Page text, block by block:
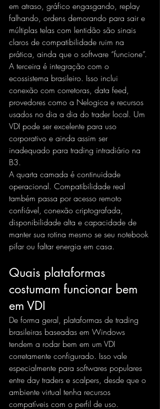
em atraso, gráfico engasgando, replay
falhando, ordens demorando para sair e
múltiplas telas com lentidão são sinais
claros de compatibilidade ruim na
prática, ainda que o software “funcione”.
A terceira é integração com o
ecossistema brasileiro. Isso inclui
conexão com corretoras, data feed,
provedores como a Nelogica e recursos
usados no dia a dia do trader local. Um
VDI pode ser excelente para uso
corporativo e ainda assim ser
inadequado para trading intradiário na
B3.
A quarta camada é continuidade
operacional. Compatibilidade real
também passa por acesso remoto
confiável, conexão criptografada,
disponibilidade alta e capacidade de
manter sua rotina mesmo se seu notebook
pifar ou faltar energia em casa.
Quais plataformas
costumam funcionar bem
em VDI
De forma geral, plataformas de trading
brasileiras baseadas em Windows
tendem a rodar bem em um VDI
corretamente configurado. Isso vale
especialmente para softwares populares
entre day traders e scalpers, desde que o
ambiente virtual tenha recursos
compatíveis com o perfil de uso.